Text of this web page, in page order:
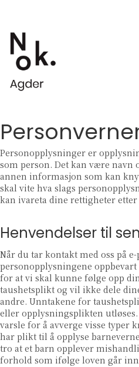
Personopplysninger er
som person. Det kan være
annen informasjon som kan
skal vite hva slags
kan ivareta dine rettigheter
Henvendelser til
Når du tar kontakt med oss på
personopplysningene
for at vi skal kunne følge opp
taushetsplikt og vil ikke dele
andre. Unntakene for
eller opplysningsplikten
varsle for å avverge visse typer
har plikt til å opplyse
tro at et barn opplever
forhold som ifølge loven går